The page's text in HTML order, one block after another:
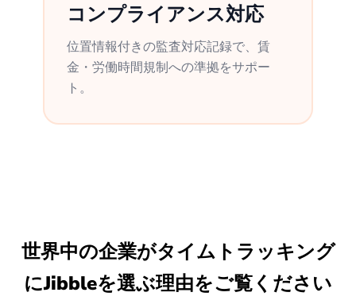
コンプライアンス対応
位置情報付きの監査対応記録で、賃
金・労働時間規制への準拠をサポー
ト。
世界中の企業がタイムトラッキング
にJibbleを選ぶ理由をご覧ください